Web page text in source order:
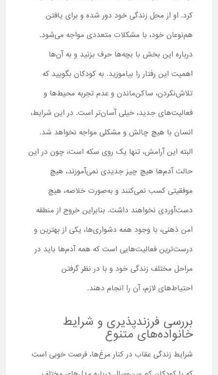
کرد. او از محل زندگی خود دور شده و برای یافتن
هم‌نوعان خود، با مشکلات متعددی مواجه می‌شود.
درباره این بخش با بچه‌ها حرف بزنید و به آن‌ها
اهمیت این رفتار را بیاموزید. به کودکان بگویید که
تلاش‌نکردن، ساکن‌ماندن و عدم تجربه محیط‌ها و
فعالیت‌های جدید، خیلی آسان‌تر است. در این شرایط،
انسان با هیچ چالش و مشکلی مواجه نخواهد شد.
البته این آرامش، تنها یک روی سکه است، چون در این
حالت آدم‌ها هیچ چیز جدیدی نمی‌آموزند، هیچ
موفقیتی کسب نمی‌کنند و به‌صورت خلاصه، هیچ
دست‌آوردی نخواهند داشت. بنابراین خروج از منطقه
امن ذهنی، با وجود همه دشواری‌ها، یکی از بهترین و
درست‌ترین فعالیت‌هایی است که همه آدم‌ها باید در
مراحل مختلف زندگی خود و با در نظر گرفتن
احتیاط‌های لازم، آن را انجام دهند.
بررسی فرزندپذیری و شرایط
خانواده‌های متنوع
شرایط زندگی عقاب در کنار مرغ‌ها، فرصت خوبی است